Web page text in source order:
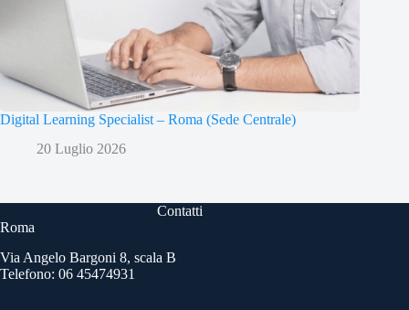
Digital Learning Specialist – Roma (Sede Centrale)
20 Luglio 2026
Contatti
Roma
Via Angelo Bargoni 8, scala B
Telefono: 06 45474931